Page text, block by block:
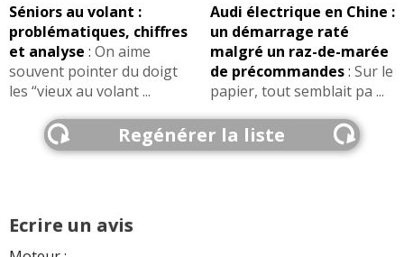
Séniors au volant :
problématiques, chiffres
et analyse : On aime
souvent pointer du doigt
les “vieux au volant ...
Audi électrique en Chine :
un démarrage raté
malgré un raz-de-marée
de précommandes: Sur le
papier, tout semblait pa ...
Regénérer la liste
Ecrire un avis